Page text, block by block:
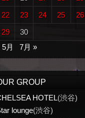
22
23 24 25 26
29
30
5月
7月 »
GROUP
HOTEL(渋谷)
lounge(渋谷)